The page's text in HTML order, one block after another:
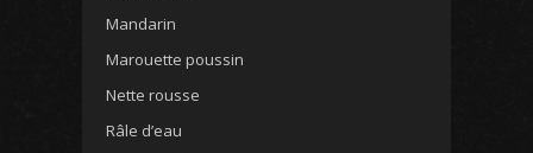
Mandarin
Marouette poussin
Nette rousse
Râle d’eau